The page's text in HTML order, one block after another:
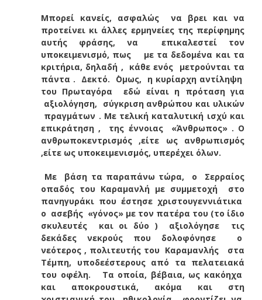
Μπορεί κανείς, ασφαλώς να βρει και να
προτείνει κι άλλες ερμηνείες της περίφημης
αυτής φράσης, να επικαλεστεί τον
υποκειμενισμό, πως με τα δεδομένα και τα
κριτήρια, δηλαδή , κάθε ενός μετρούνται τα
πάντα . Δεκτό. ΄Ομως, η κυρίαρχη αντίληψη
του Πρωταγόρα εδώ είναι η πρόταση για
αξιολόγηση, σύγκριση ανθρώπου και υλικών
πραγμάτων . Με τελική καταλυτική ισχύ και
επικράτηση , της έννοιας «Άνθρωπος» . Ο
ανθρωποκεντρισμός ,είτε ως ανθρωπισμός
,είτε ως υποκειμενισμός, υπερέχει όλων.
Με βάση τα παραπάνω τώρα, ο Σερραίος
οπαδός του Καραμανλή με συμμετοχή στο
πανηγυράκι που έστησε χριστουγεννιάτικα
ο ασεβής «γόνος» με τον πατέρα του (το ίδιο
σκυλευτές και οι δύο ) αξιολόγησε τις
δεκάδες νεκρούς που δολοφόνησε ο
νεότερος , πολιτευτής του Καραμανλής στα
Τέμπη, υποδεέστερους από τα πελατειακά
του οφέλη. Τα οποία, βέβαια, ως κακόηχα
και αποκρουστικά, ακόμα και στη